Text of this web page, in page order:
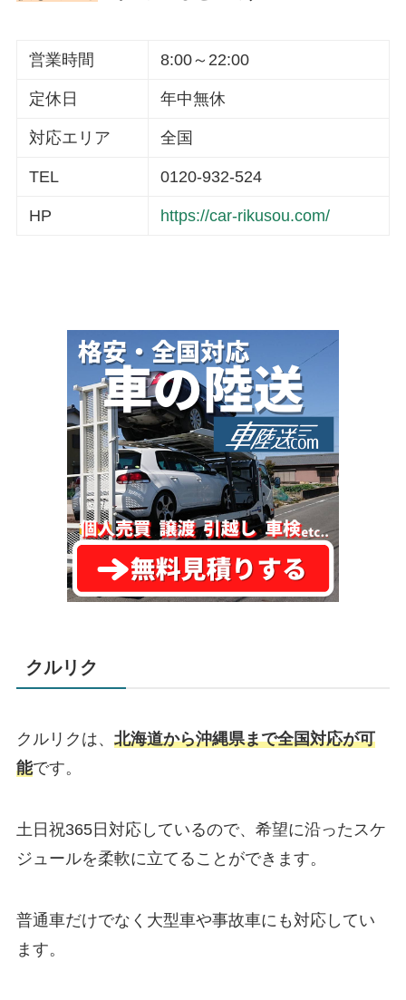
営業時間 8:00～22:00
定休日 年中無休
対応エリア 全国
TEL 0120-932-524
HP https://car-rikusou.com/
クルリク
クルリクは、 北海道から沖縄県まで全国対応が可
能です。
土日祝365日対応しているので、希望に沿ったスケ
ジュールを柔軟に立てることができます。
普通車だけでなく大型車や事故車にも対応してい
ます。